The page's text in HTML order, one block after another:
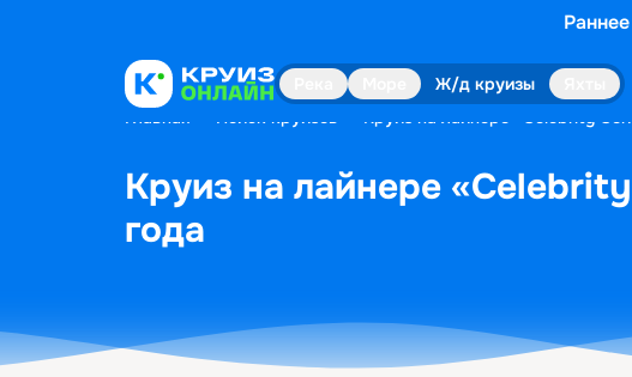
Ж/д круизы
Главная Поиск круизов Круиз на лайнере «Celebrity
Круиз на лайнере
года